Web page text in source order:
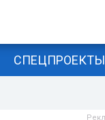
СПЕЦПРОЕКТЫ